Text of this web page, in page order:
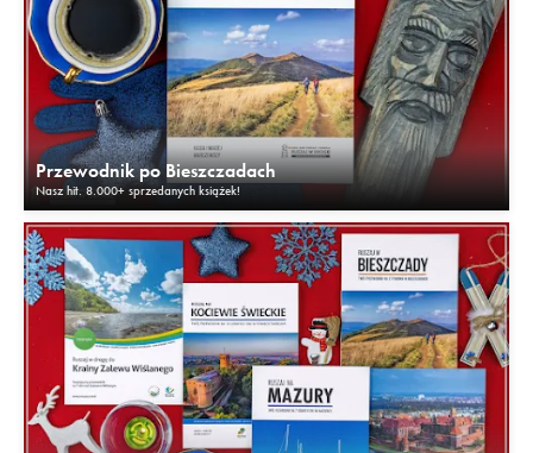
Przewodnik po Bieszczadach
Nasz hit. 8.000+ sprzedanych książek!